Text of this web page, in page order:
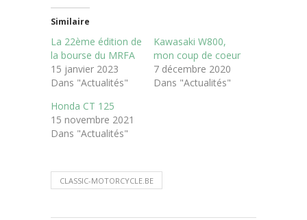
Similaire
La 22ème édition de
la bourse du MRFA
15 janvier 2023
Dans "Actualités"
Kawasaki W800,
mon coup de coeur
7 décembre 2020
Dans "Actualités"
Honda CT 125
15 novembre 2021
Dans "Actualités"
CLASSIC-MOTORCYCLE.BE